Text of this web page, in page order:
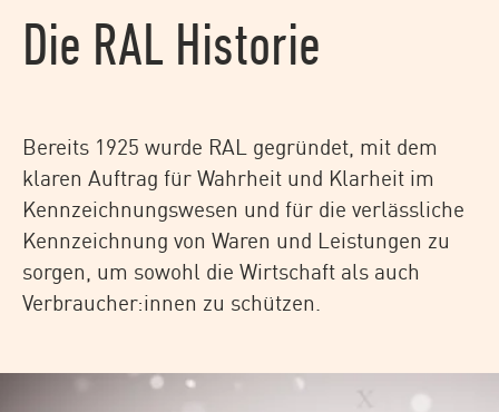
Die RAL Historie
Bereits 1925 wurde RAL gegründet, mit dem
klaren Auftrag für Wahrheit und Klarheit im
Kennzeichnungswesen und für die verlässliche
Kennzeichnung von Waren und Leistungen zu
sorgen, um sowohl die Wirtschaft als auch
Verbraucher:innen zu schützen.